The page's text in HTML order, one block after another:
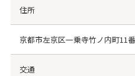
住所
京都市左京区一乗寺竹ノ内町11
交通